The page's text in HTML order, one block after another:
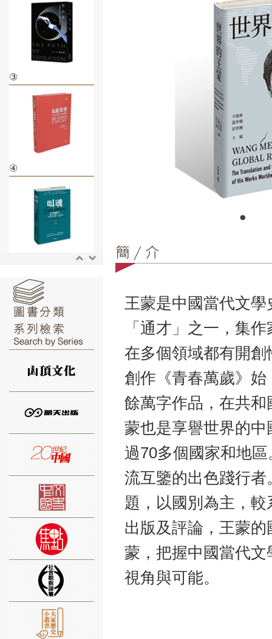
③
④
⑥
王蒙是中國當代文
「通才」之一，集
在多個領域都有開
創作《青春萬歲》
餘萬字作品，在共
蒙也是享譽世界的
過70多個國家和地
流互鑒的出色踐行
題，以國別為主，
出版及評論，王蒙
蒙，把握中國當代
視角與可能。